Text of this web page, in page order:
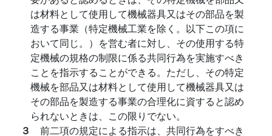
は材料として使用して機械器具又はその部品を製
造する事業（特定機械工業を除く。以下この項に
おいて同じ。）を営む者に対し、その使用する特
定機械の規格の制限に係る共同行為を実施すべき
ことを指示することができる。ただし、その特定
機械を部品又は材料として使用して機械器具又は
その部品を製造する事業の合理化に資すると認め
られないときは、この限りでない。
３ 前二項の規定による指示は、共同行為をすべき